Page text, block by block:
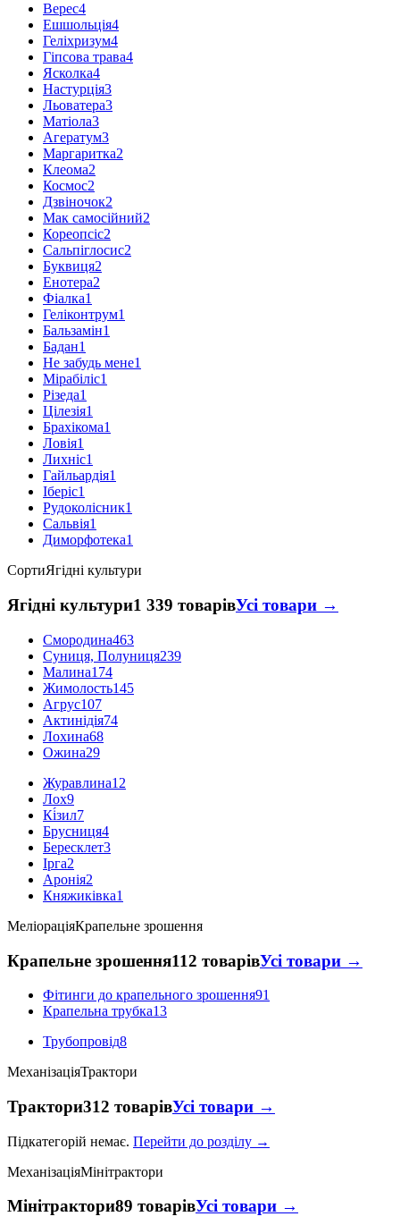
Верес4
Ешшольція4
Геліхризум4
Гіпсова трава4
Ясколка4
Настурція3
Льоватера3
Матіола3
Агератум3
Маргаритка2
Клеома2
Космос2
Дзвіночок2
Мак самосійний2
Кореопсіс2
Сальпіглосис2
Буквиця2
Енотера2
Фіалка1
Геліконтрум1
Бальзамін1
Бадан1
Не забудь мене1
Мірабіліс1
Різеда1
Цілезія1
Брахікома1
Ловія1
Лихніс1
Гайльардія1
Іберіс1
Рудоколісник1
Сальвія1
Диморфотека1
СортиЯгідні культури
Ягідні культури1 339 товарівУсі товари →
Смородина463
Суниця, Полуниця239
Малина174
Жимолость145
Агрус107
Актинідія74
Лохина68
Ожина29
Журавлина12
Лох9
Кі́зил7
Брусниця4
Бересклет3
Ірга2
Аронія2
Княжиківка1
МеліораціяКрапельне зрошення
Крапельне зрошення112 товарівУсі товари →
Фітинги до крапельного зрошення91
Крапельна трубка13
Трубопровід8
МеханізаціяТрактори
Трактори312 товарівУсі товари →
Підкатегорій немає. Перейти до розділу →
МеханізаціяМінітрактори
Мінітрактори89 товарівУсі товари →